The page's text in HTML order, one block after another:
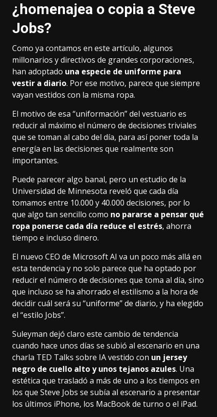
¿homenajea o copia a Steve
Jobs?
Como ya contamos en este artículo, algunos
millonarios y directivos de grandes corporaciones,
han adoptado una especie de uniforme para
vestir a diario. Por ese motivo, parece que siempre
vayan vestidos con la misma ropa.
El motivo de esa “uniformación” del vestuario es
reducir al máximo el número de decisiones triviales
que se toman al cabo del día, para así poner toda la
energía en las decisiones que realmente son
importantes.
Puede parecer algo banal, pero un estudio de la
Universidad de Minnesota reveló que cada día
tomamos entre 10.000 y 40.000 decisiones, por lo
que algo tan sencillo como no pararse a pensar qué
ropa ponerse cada día reduce el estrés, ahorra
tiempo e incluso dinero.
El nuevo CEO de Microsoft AI va un poco más allá en
esta tendencia y no solo parece que ha optado por
reducir el número de decisiones que toma al día, sino
que incluso se ha ahorrado el estilismo a la hora de
decidir cuál será su “uniforme” de diario, y ha elegido
el “estilo Jobs”.
Suleyman dejó claro este cambio de tendencia
cuando hace unos días se subió al escenario en una
charla TED Talks sobre IAvestido con un jersey
negro de cuello alto y unos tejanos azules. Una
estética que trasladó a más de uno a los tiempos en
los que Steve Jobs se subía al escenario a presentar
los últimos iPhone, los MacBook de turno o el iPad.